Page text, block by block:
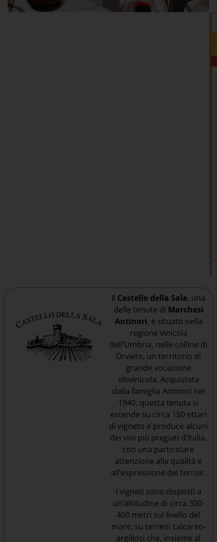
Il Castello della Sala, una
delle tenute di Marchesi
Antinori, è situato nella
regione vinicola
dell’Umbria, nelle colline di
Orvieto, un territorio di
grande vocazione
vitivinicola. Acquistata
dalla famiglia Antinori nel
1940, questa tenuta si
estende su circa 150 ettari
di vigneto e produce alcuni
dei vini più pregiati d’Italia,
con una particolare
attenzione alla qualità e
all’espressione del terroir.
I vigneti sono disposti a
un’altitudine di circa 300-
400 metri sul livello del
mare, su terreni calcareo-
argillosi che, insieme al